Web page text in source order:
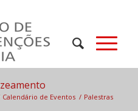
Calendário de Eventos / Palestras